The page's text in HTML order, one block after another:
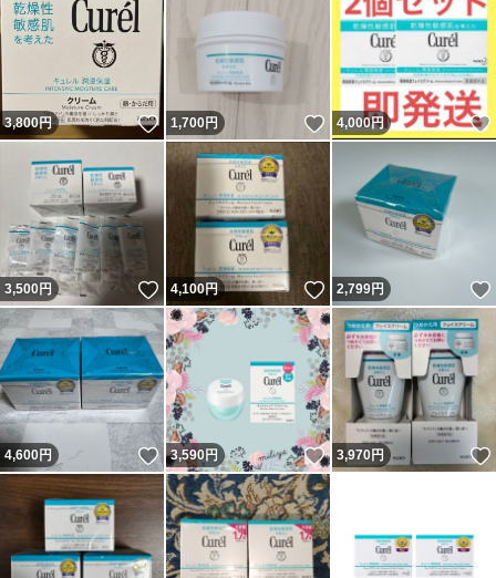
3,800円 いいね！
1,700円 いいね！
4,000円
3,500円 いいね！
4,100円 いいね！
2,799円
4,600円 いいね！
3,590円 いいね！
3,970円